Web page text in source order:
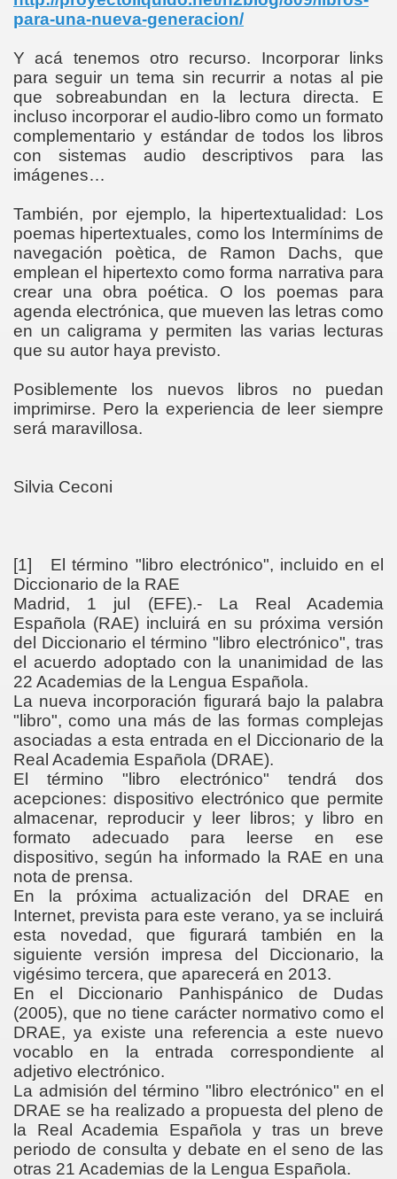
para-una-nueva-generacion/
Y acá tenemos otro recurso. Incorporar links
para seguir un tema sin recurrir a notas al pie
que sobreabundan en la lectura directa. E
incluso incorporar el audio-libro como un formato
complementario y estándar de todos los libros
con sistemas audio descriptivos para las
imágenes…
También, por ejemplo, la hipertextualidad: Los
poemas hipertextuales, como los Intermínims de
navegación poètica, de Ramon Dachs, que
emplean el hipertexto como forma narrativa para
crear una obra poética. O los poemas para
agenda electrónica, que mueven las letras como
en un caligrama y permiten las varias lecturas
que su autor haya previsto.
Posiblemente los nuevos libros no puedan
imprimirse. Pero la experiencia de leer siempre
será maravillosa.
Silvia Ceconi
[1] El término "libro electrónico", incluido en el
Diccionario de la RAE
Madrid, 1 jul (EFE).- La Real Academia
Española (RAE) incluirá en su próxima versión
del Diccionario el término "libro electrónico", tras
el acuerdo adoptado con la unanimidad de las
22 Academias de la Lengua Española.
La nueva incorporación figurará bajo la palabra
"libro", como una más de las formas complejas
asociadas a esta entrada en el Diccionario de la
Real Academia Española (DRAE).
El término "libro electrónico" tendrá dos
acepciones: dispositivo electrónico que permite
almacenar, reproducir y leer libros; y libro en
formato adecuado para leerse en ese
dispositivo, según ha informado la RAE en una
nota de prensa.
En la próxima actualización del DRAE en
Internet, prevista para este verano, ya se incluirá
esta novedad, que figurará también en la
siguiente versión impresa del Diccionario, la
vigésimo tercera, que aparecerá en 2013.
En el Diccionario Panhispánico de Dudas
(2005), que no tiene carácter normativo como el
DRAE, ya existe una referencia a este nuevo
vocablo en la entrada correspondiente al
adjetivo electrónico.
La admisión del término "libro electrónico" en el
DRAE se ha realizado a propuesta del pleno de
la Real Academia Española y tras un breve
periodo de consulta y debate en el seno de las
otras 21 Academias de la Lengua Española.